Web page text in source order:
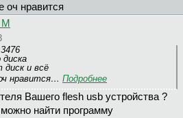
оч нравится
М
и всё
нравится… Подробнее
Вашего flesh usb устройства ?
найти программу